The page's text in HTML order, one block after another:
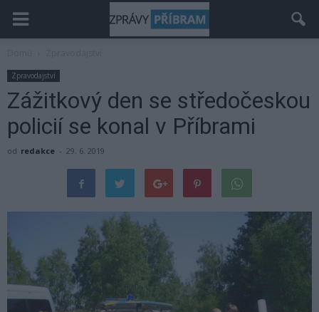
Zpravodajství
Zážitkový den se středočeskou
policií se konal v Příbrami
od redakce - 29. 6. 2019